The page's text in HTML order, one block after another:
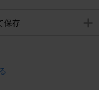
保存